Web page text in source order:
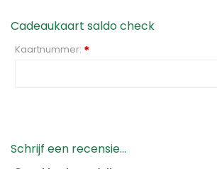
Cadeaukaart saldo check
Kaartnummer: *
Schrijf een recensie...